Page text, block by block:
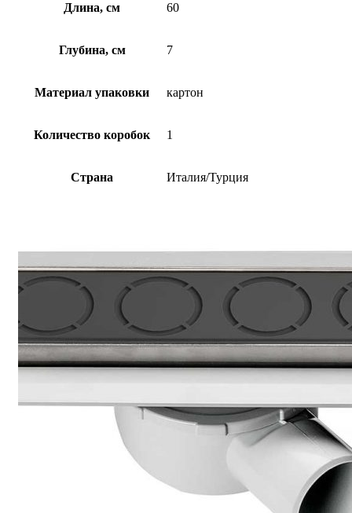
Длина, см 60
Глубина, см 7
Материал упаковки картон
Количество коробок 1
Страна Италия/Турция